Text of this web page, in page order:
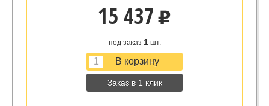
15 437 u
под заказ 1шт.
Заказ в 1 клик